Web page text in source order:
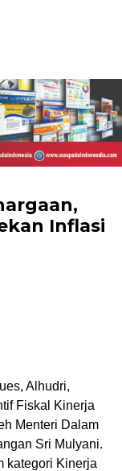
Inflasi
Alhudri,
Fiskal Kinerja
Menteri Dalam
Sri Mulyani.
kategori Kinerja